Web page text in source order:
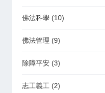
佛法科學 (10)
佛法管理 (9)
除障平安 (3)
志工義工 (2)